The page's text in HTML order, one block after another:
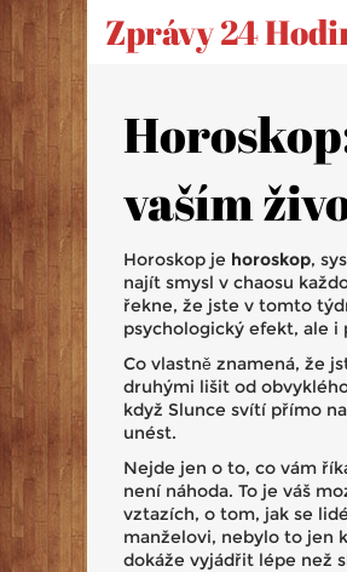
Zprávy 24
vaším
Horoskop je horoskop,
najít smysl v chaosu
řekne, že jste v tomto
psychologický efekt, ale
Co vlastně znamená, že
druhými lišit od
když Slunce svítí přímo
unést.
Nejde jen o to, co vám
není náhoda. To je váš
vztazích, o tom, jak se
manželovi, nebylo to jen
dokáže vyjádřit lépe než